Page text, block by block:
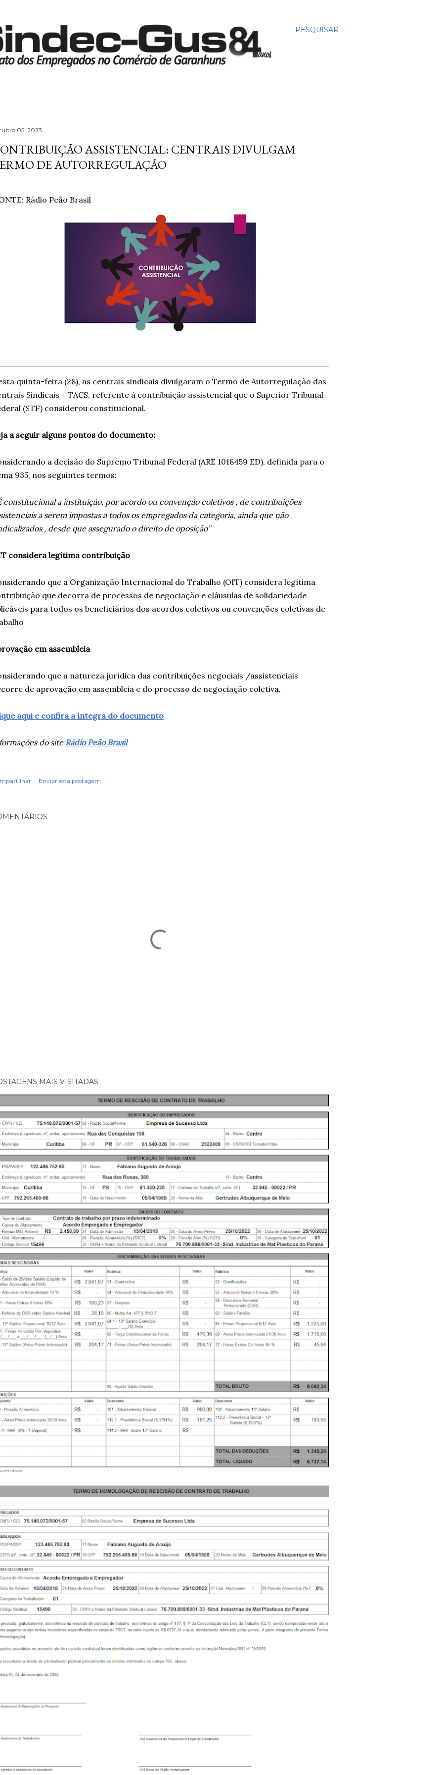
PESQUISAR
05, 2023
ASSISTENCIAL: CENTRAIS DIVULGAM
DE AUTORREGULAÇÃO
Rádio Peão Brasil
quinta-feira (28), as centrais sindicais divulgaram o Termo de Autorregulação das
Sindicais – TACS, referente à contribuição assistencial que o Superior Tribunal
(STF) considerou constitucional.
a seguir alguns pontos do documento:
a decisão do Supremo Tribunal Federal (ARE 1018459 ED), definida para o
935, nos seguintes termos:
constitucional a instituição, por acordo ou convenção coletivos , de contribuições
a serem impostas a todos os empregados da categoria, ainda que não
, desde que assegurado o direito de oposição”
considera legítima contribuição
que a Organização Internacional do Trabalho (OIT) considera legítima
que decorra de processos de negociação e cláusulas de solidariedade
para todos os beneficiários dos acordos coletivos ou convenções coletivas de
em assembleia
que a natureza jurídica das contribuições negociais /assistenciais
de aprovação em assembleia e do processo de negociação coletiva.
aqui e confira a íntegra do documento
do site Rádio Peão Brasil
Enviar esta postagem
MAIS VISITADAS